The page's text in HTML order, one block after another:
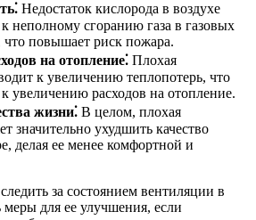
Недостаток кислорода в воздухе
неполному сгоранию газа в газовых
что повышает риск пожара.
на отопление⁚ Плохая
к увеличению теплопотерь, что
увеличению расходов на отопление.
жизни⁚ В целом, плохая
значительно ухудшить качество
делая ее менее комфортной и
за состоянием вентиляции в
для ее улучшения, если